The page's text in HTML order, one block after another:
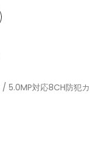
/ 5.0MP対応8CH防犯カ